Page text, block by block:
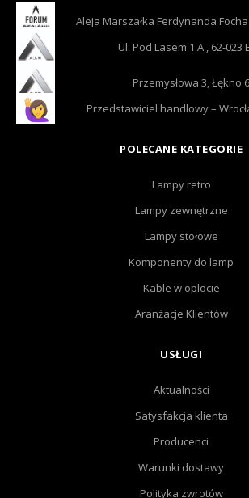
Aleja Marszałka Ferdynanda
Ul. Pod Lasem 1 A , 62-023
Przemysłowa 3, Łękno
Przedstawiciel handlowy –
POLECANE KATEGORIE
Lampy retro
Lampy zewnętrzne
Lampy stołowe
Komponenty do lamp
Kable w oplocie
Aranżacje Klientów
USŁUGI
Aktualności
Satysfakcja klienta
Producenci
Warunki dostawy
Polityka zwrotów